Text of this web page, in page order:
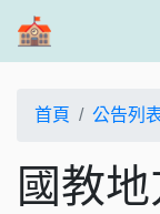
首頁 公告列
國教